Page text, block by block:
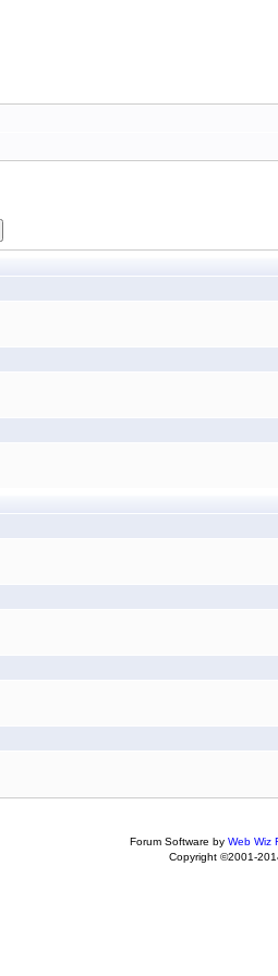
Forum Software by Web Wiz
Copyright ©2001-